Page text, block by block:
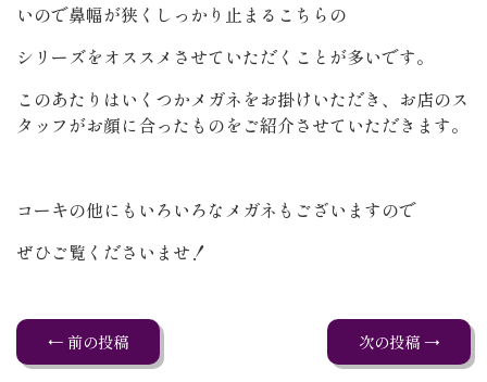
いので鼻幅が狭くしっかり止まるこちらの
シリーズをオススメさせていただくことが多いです。
このあたりはいくつかメガネをお掛けいただき、お店のス
タッフがお顔に合ったものをご紹介させていただきます。
コーキの他にもいろいろなメガネもございますので
ぜひご覧くださいませ！
← 前の投稿 次の投稿 →